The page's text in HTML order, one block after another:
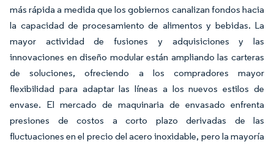
más rápida a medida que los gobiernos canalizan fondos hacia
la capacidad de procesamiento de alimentos y bebidas. La
mayor actividad de fusiones y adquisiciones y las
innovaciones en diseño modular están ampliando las carteras
de soluciones, ofreciendo a los compradores mayor
flexibilidad para adaptar las líneas a los nuevos estilos de
envase. El mercado de maquinaria de envasado enfrenta
presiones de costos a corto plazo derivadas de las
fluctuaciones en el precio del acero inoxidable, pero la mayoría